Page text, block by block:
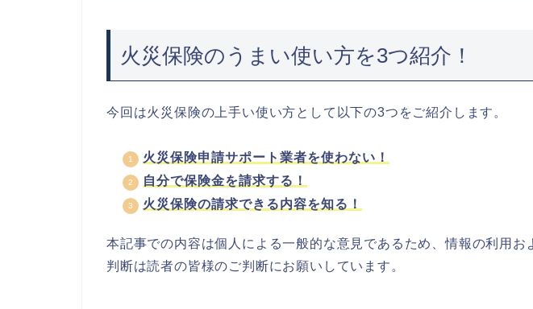
火災保険のうまい使い方を3つ紹介！
今回は火災保険の上手い使い方として以下の3つをご紹介します。
火災保険申請サポート業者を使わない！
自分で保険金を請求する！
火災保険の請求できる内容を知る！
本記事での内容は個人による一般的な意見であるため、情報の利用お
判断は読者の皆様のご判断にお願いしています。